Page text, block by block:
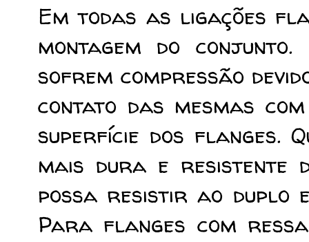
Em todas as ligações
montagem do conjunto.
sofrem compressão
contato das mesmas
superfície dos flanges.
mais dura e resistente
possa resistir ao duplo
Para flanges com